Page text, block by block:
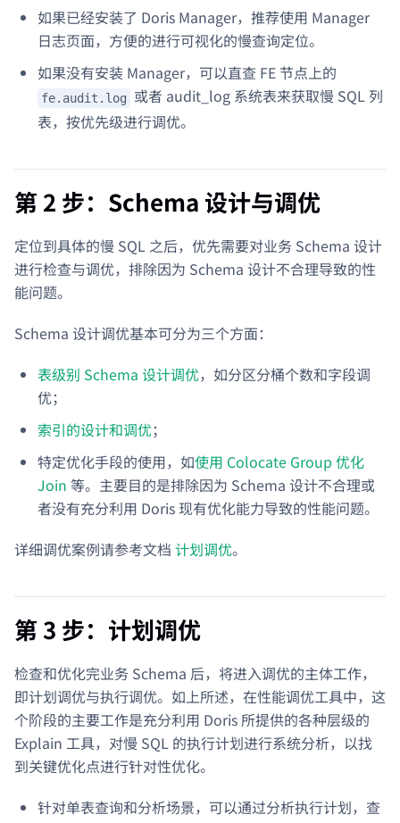
如果已经安装了 Doris Manager，推荐使用 Manager
日志页面，方便的进行可视化的慢查询定位。
如果没有安装 Manager，可以直查 FE 节点上的
fe.audit.log
或者 audit_log 系统表来获取慢 SQL 列
表，按优先级进行调优。
第 2 步：Schema 设计与调优
定位到具体的慢 SQL 之后，优先需要对业务 Schema 设计
进行检查与调优，排除因为 Schema 设计不合理导致的性
能问题。
Schema 设计调优基本可分为三个方面：
表级别 Schema 设计调优，如分区分桶个数和字段调
优；
索引的设计和调优；
特定优化手段的使用，如使用 Colocate Group 优化
Join 等。主要目的是排除因为 Schema 设计不合理或
者没有充分利用 Doris 现有优化能力导致的性能问题。
详细调优案例请参考文档 计划调优。
第 3 步：计划调优
检查和优化完业务 Schema 后，将进入调优的主体工作，
即计划调优与执行调优。如上所述，在性能调优工具中，这
个阶段的主要工作是充分利用 Doris 所提供的各种层级的
Explain 工具，对慢 SQL 的执行计划进行系统分析，以找
到关键优化点进行针对性优化。
针对单表查询和分析场景，可以通过分析执行计划，查